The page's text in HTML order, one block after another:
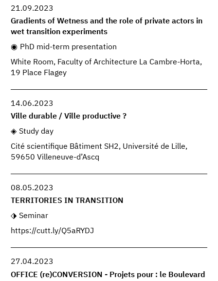
21.09.2023
Gradients of Wetness and the role of private actors in
wet transition experiments
PhD mid-term presentation
White Room, Faculty of Architecture La Cambre-Horta,
19 Place Flagey
14.06.2023
Ville durable / Ville productive ?
Study day
Cité scientifique Bâtiment SH2, Université de Lille,
59650 Villeneuve-d’Ascq
08.05.2023
TERRITORIES IN TRANSITION
Seminar
https://cutt.ly/Q5aRYDJ
27.04.2023
OFFICE (re)CONVERSION - Projets pour : le Boulevard